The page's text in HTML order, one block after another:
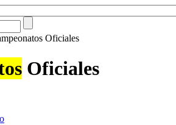
Oficiales
Oficiales